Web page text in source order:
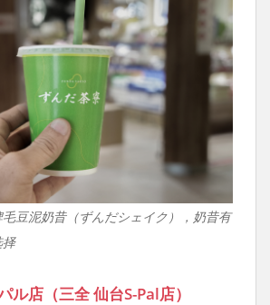
豆泥奶昔（ずんだシェイク），奶昔有
ル店（三全 仙台S-Pal店）